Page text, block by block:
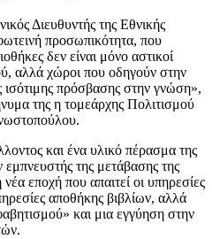
Διευθυντής της Εθνικής
προσωπικότητα, που
δεν είναι μόνο αστικοί
αλλά χώροι που οδηγούν στην
ισότιμης πρόσβασης στην γνώση»,
της η τομεάρχης Πολιτισμού
και ένα υλικό πέρασμα της
εμπνευστής της μετάβασης της
εποχή που απαιτεί οι υπηρεσίες
αποθήκης βιβλίων, αλλά
και μια εγγύηση στην